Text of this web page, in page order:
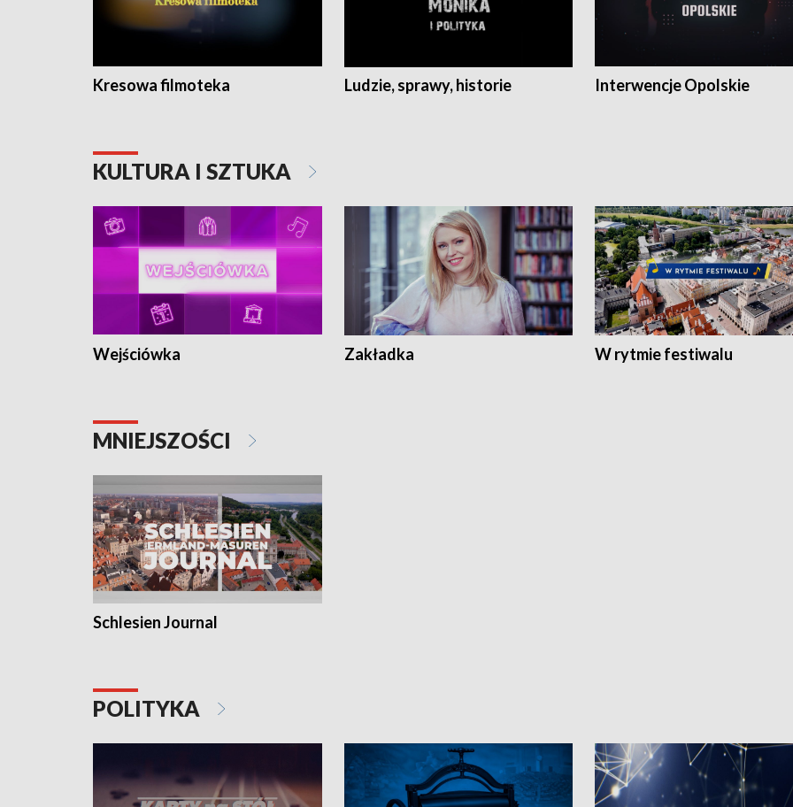
Kresowa filmoteka Ludzie, sprawy, historie Interwencje Opolskie
KULTURA I SZTUKA
Wejściówka Zakładka W rytmie festiwalu
MNIEJSZOŚCI
Schlesien Journal
POLITYKA